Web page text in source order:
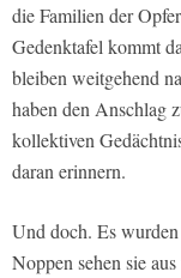
die Familien der
Gedenktafel kommt
bleiben weitgehend
haben den Anschlag
kollektiven
daran erinnern.
Und doch. Es
Noppen sehen sie